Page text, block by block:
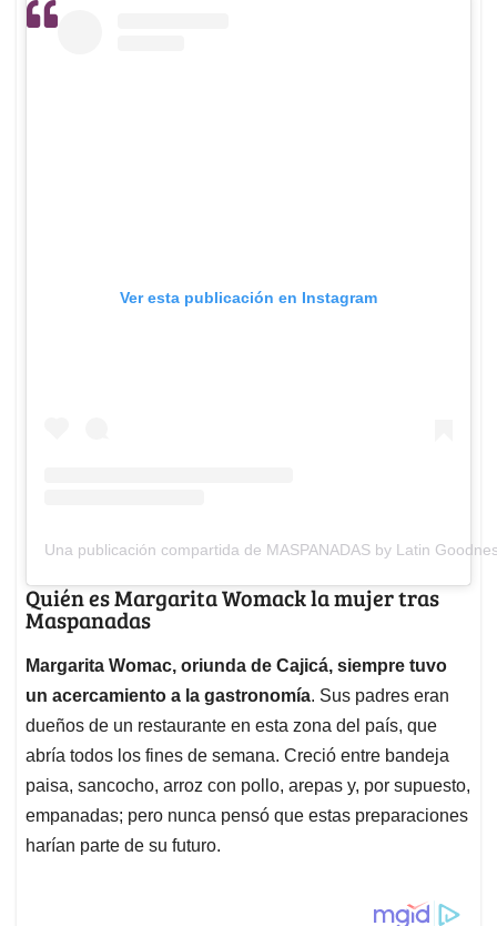
Ver esta publicación en Instagram
Una publicación compartida de MASPANADAS by Latin
Quién es Margarita Womack la mujer tras
Maspanadas
Margarita Womac, oriunda de Cajicá, siempre tuvo
un acercamiento a la gastronomía. Sus padres eran
dueños de un restaurante en esta zona del país, que
abría todos los fines de semana. Creció entre bandeja
paisa, sancocho, arroz con pollo, arepas y, por supuesto,
empanadas; pero nunca pensó que estas preparaciones
harían parte de su futuro.